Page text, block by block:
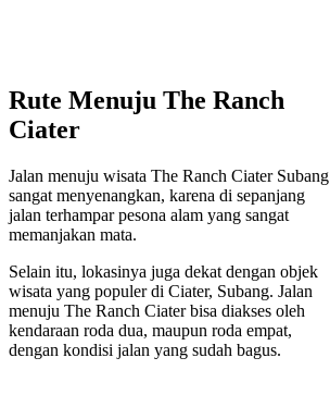
Rute Menuju The Ranch
Ciater
Jalan menuju wisata The Ranch Ciater Subang
sangat menyenangkan, karena di sepanjang
jalan terhampar pesona alam yang sangat
memanjakan mata.
Selain itu, lokasinya juga dekat dengan objek
wisata yang populer di Ciater, Subang. Jalan
menuju The Ranch Ciater bisa diakses oleh
kendaraan roda dua, maupun roda empat,
dengan kondisi jalan yang sudah bagus.